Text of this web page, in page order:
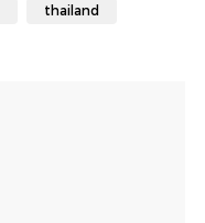
thailand